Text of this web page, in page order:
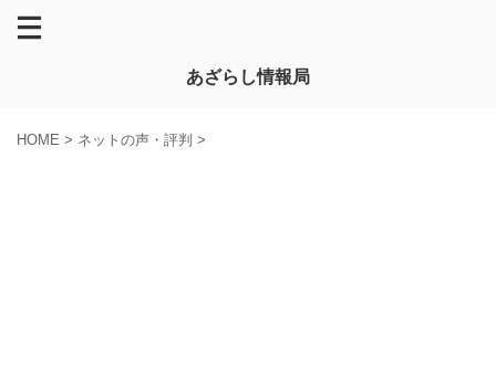
あざらし情報局
HOME > ネットの声・評判 >